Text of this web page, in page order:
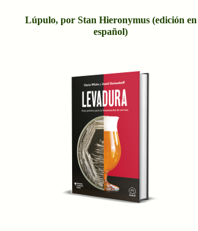
Lúpulo, por Stan Hieronymus (edición en
español)